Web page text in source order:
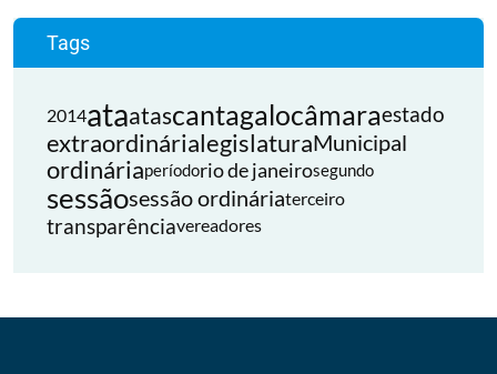
Tags
2014ataatascantagalocâmaraestado
extraordinárialegislaturaMunicipal
ordináriaperíodorio de janeirosegundo
sessãosessão ordináriaterceiro
transparênciavereadores